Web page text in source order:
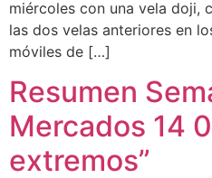
miércoles con una vela doji,
las dos velas anteriores en
móviles de […]
Resumen
Mercados 14
extremos”